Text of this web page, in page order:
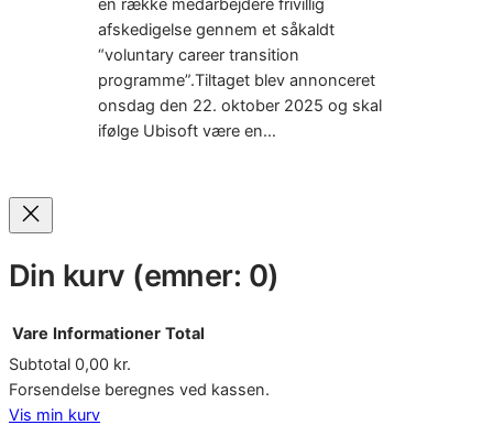
afskedigelse gennem et såkaldt
“voluntary career transition
programme”.Tiltaget blev annonceret
onsdag den 22. oktober 2025 og skal
ifølge Ubisoft være en…
Din kurv (emner: 0)
Varer
Vare Informationer Total
Subtotal 0,00 kr.
Forsendelse beregnes ved kassen.
Vis min kurv